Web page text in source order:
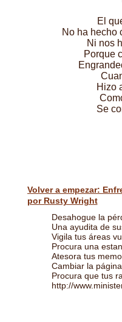
El
No ha hecho
Ni nos
Porque
Hizo
Se
Volver a empezar:
por Rusty Wright
Desahogue la
Una ayudita de
Vigila tus áreas
Procura una
Atesora tus
Cambiar la página.
Procura que tus
http://